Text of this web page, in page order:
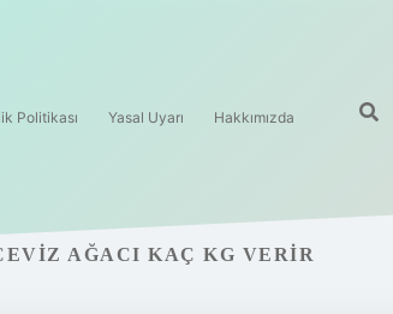
Politikası Yasal Uyarı Hakkımızda
AĞACI KAÇ KG VERIR